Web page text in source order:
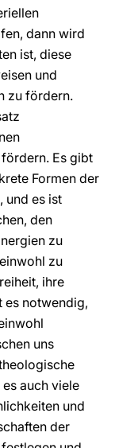
dann wird
ist, diese
und
zu fördern.
Es gibt
Formen der
und es ist
den
zu
zu
ihre
es notwendig,
uns
auch viele
und
der